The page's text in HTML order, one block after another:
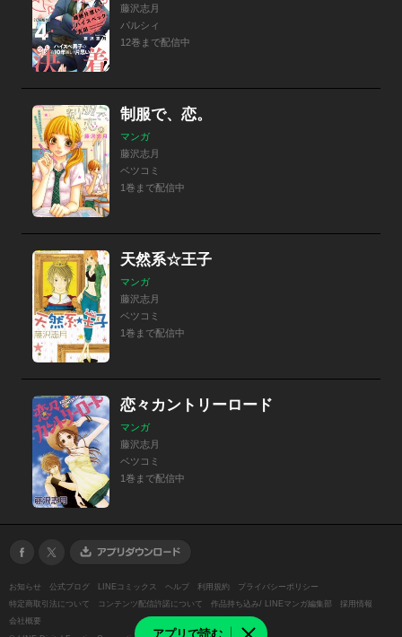
アプリで読む
藤沢志月
パルシィ
12巻まで配信中
制服で、恋。
マンガ
藤沢志月
ベツコミ
1巻まで配信中
天然系☆王子
マンガ
藤沢志月
ベツコミ
1巻まで配信中
恋々カントリーロード
マンガ
藤沢志月
ベツコミ
1巻まで配信中
お知らせ 公式ブログ LINEコミックス ヘルプ 利用規約
プライバシーポリシー
特定商取引法について
コンテンツ配信許諾について 作品持ち込み/ LINEマンガ編集部
採用情報
会社概要